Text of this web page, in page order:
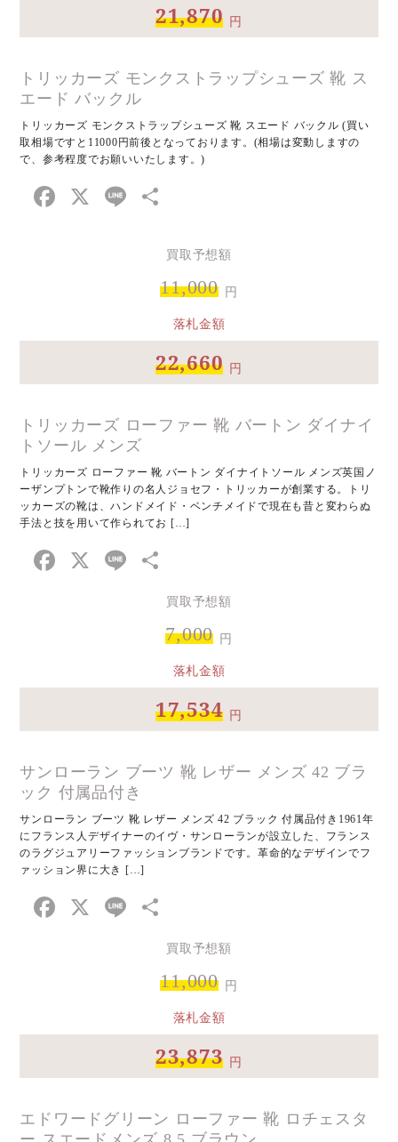
21,870 円
トリッカーズ モンクストラップシューズ 靴 ス
エード バックル
トリッカーズ モンクストラップシューズ 靴 スエード バックル (買い
取相場ですと11000円前後となっております。(相場は変動しますの
で、参考程度でお願いいたします。)
Facebook
X Line
買取予想額
11,000 円
落札金額
22,660 円
トリッカーズ ローファー 靴 バートン ダイナイ
トソール メンズ
トリッカーズ ローファー 靴 バートン ダイナイトソール メンズ英国ノ
ーザンプトンで靴作りの名人ジョセフ・トリッカーが創業する。トリ
ッカーズの靴は、ハンドメイド・ベンチメイドで現在も昔と変わらぬ
手法と技を用いて作られてお […]
Facebook
X Line
有
買取予想額
7,000 円
落札金額
17,534 円
サンローラン ブーツ 靴 レザー メンズ 42 ブラ
ック 付属品付き
サンローラン ブーツ 靴 レザー メンズ 42 ブラック 付属品付き1961年
にフランス人デザイナーのイヴ・サンローランが設立した、フランス
のラグジュアリーファッションブランドです。革命的なデザインでフ
ァッション界に大き […]
Facebook
X Line
有
買取予想額
11,000 円
落札金額
23,873 円
エドワードグリーン ローファー 靴 ロチェスタ